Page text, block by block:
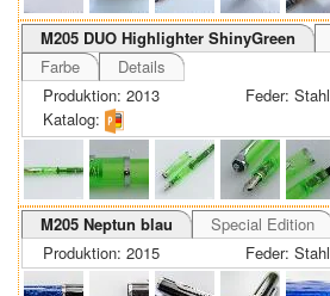
M205 DUO Highlighter ShinyGreen
Farbe
Details
Produktion: 2013
Feder: Stahl
Katalog:
M205 Neptun blau Special Edition
Produktion: 2015
Feder: Stahl